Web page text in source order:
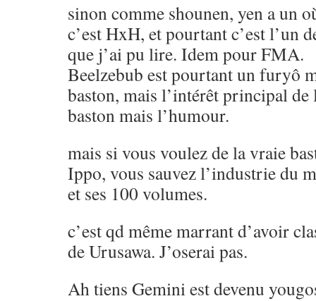
sinon comme shounen, yen a un
c’est HxH, et pourtant c’est l’un
que j’ai pu lire. Idem pour FMA.
Beelzebub est pourtant un furyô
baston, mais l’intérêt principal de
baston mais l’humour.
mais si vous voulez de la vraie
Ippo, vous sauvez l’industrie du
et ses 100 volumes.
c’est qd même marrant d’avoir
de Urusawa. J’oserai pas.
Ah tiens Gemini est devenu